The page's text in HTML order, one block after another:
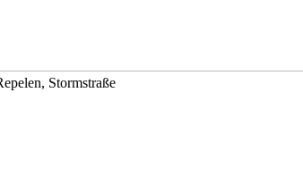
Stormstraße